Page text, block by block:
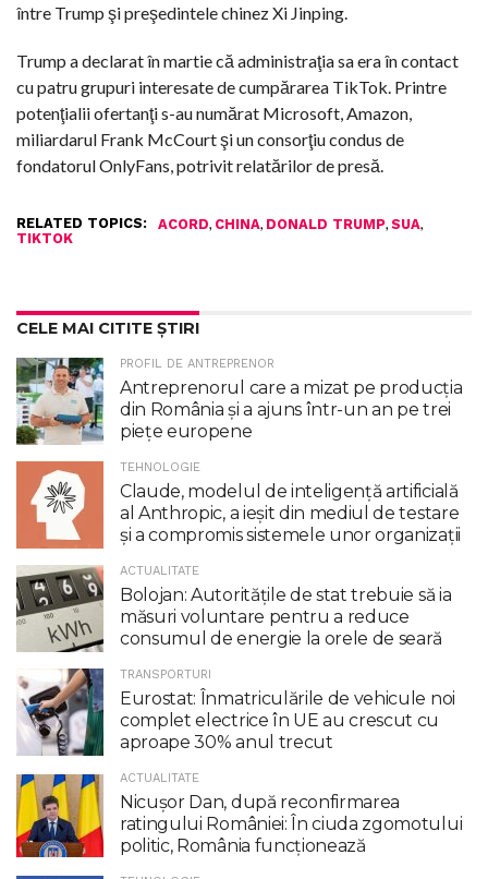
între Trump şi preşedintele chinez Xi Jinping.
Trump a declarat în martie că administraţia sa era în contact
cu patru grupuri interesate de cumpărarea TikTok. Printre
potenţialii ofertanţi s-au numărat Microsoft, Amazon,
miliardarul Frank McCourt şi un consorţiu condus de
fondatorul OnlyFans, potrivit relatărilor de presă.
RELATED TOPICS: ACORD, CHINA, DONALD TRUMP, SUA,
TIKTOK
CELE MAI CITITE ȘTIRI
PROFIL DE ANTREPRENOR
Antreprenorul care a mizat pe producția
din România și a ajuns într-un an pe trei
piețe europene
TEHNOLOGIE
Claude, modelul de inteligenţă artificială
al Anthropic, a ieşit din mediul de testare
şi a compromis sistemele unor organizaţii
ACTUALITATE
Bolojan: Autoritățile de stat trebuie să ia
măsuri voluntare pentru a reduce
consumul de energie la orele de seară
TRANSPORTURI
Eurostat: Înmatriculările de vehicule noi
complet electrice în UE au crescut cu
aproape 30% anul trecut
ACTUALITATE
Nicuşor Dan, după reconfirmarea
ratingului României: În ciuda zgomotului
politic, România funcţionează